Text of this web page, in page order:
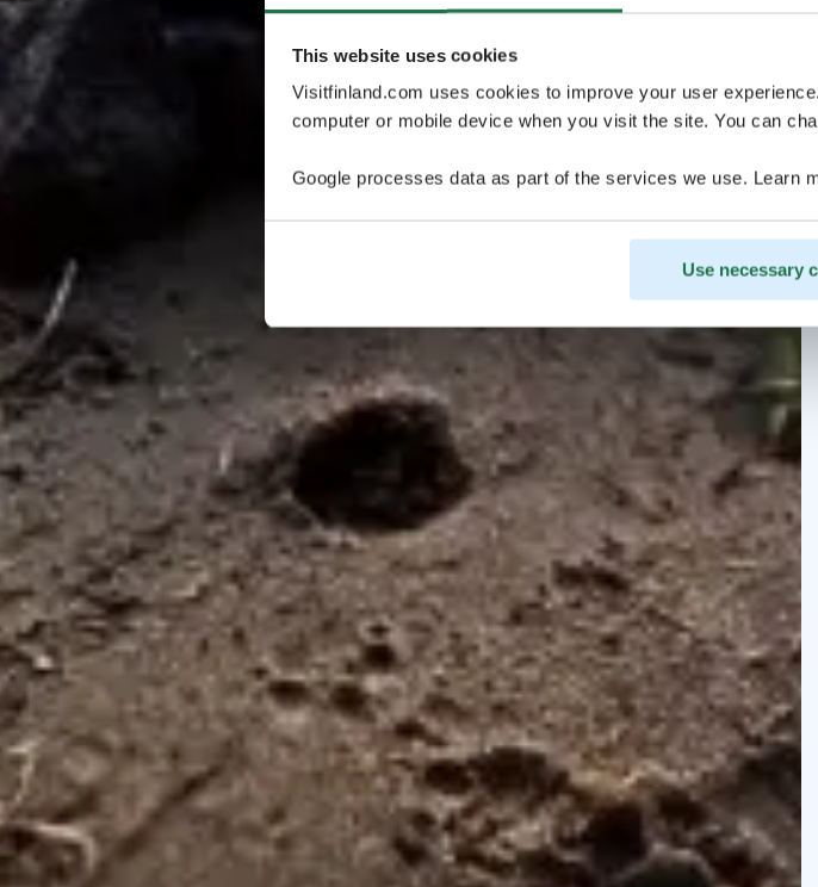
This website uses cookies
Visitfinland.com uses cookies to improve your user
computer or mobile device when you visit the site. You can
Google processes data as part of the services we use. Learn
Use necessary